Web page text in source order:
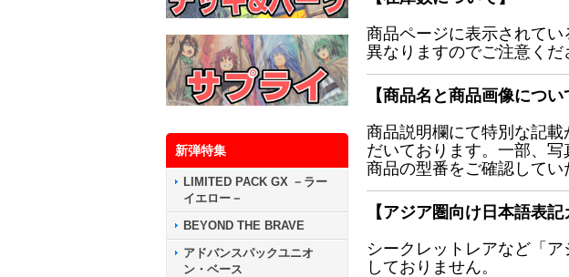
新弾特集
LIMITED PACK GX －ラー
イエロー－
BEYOND THE BRAVE
アドバンスパックユニオ
ン・ベース
商品ページに表示されて
異なりますのでご注意くだ
【商品名と商品画像につい
商品説明欄にて特別な記
だいております。一部、
商品の型番をご確認してい
【アジア圏向け日本語表記
シークレットレアなど「
しておりません。